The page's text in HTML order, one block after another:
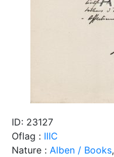
ID: 23127
Oflag : IIIC
Nature : Alben / Books,